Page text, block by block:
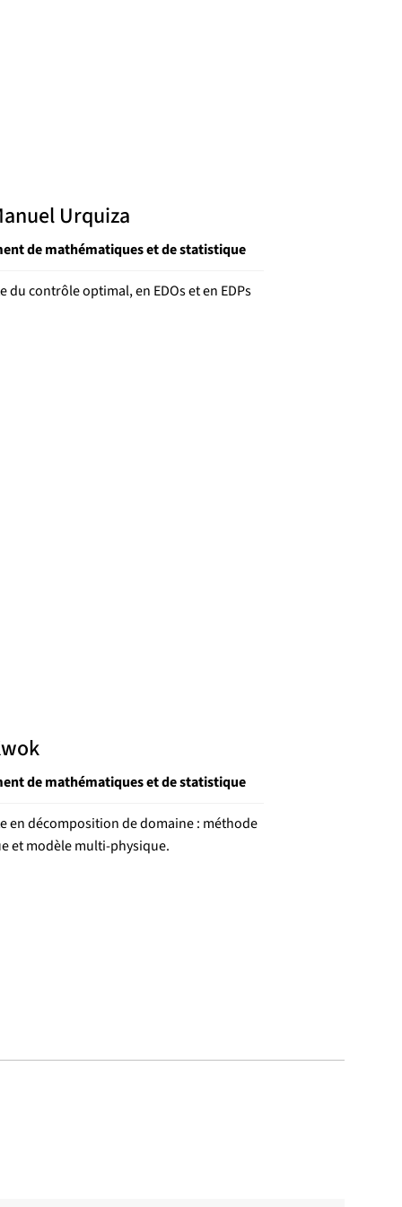
Urquiza
de mathématiques et de statistique
du contrôle optimal, en EDOs et en EDPs
de mathématiques et de statistique
en décomposition de domaine : méthode
et modèle multi-physique.